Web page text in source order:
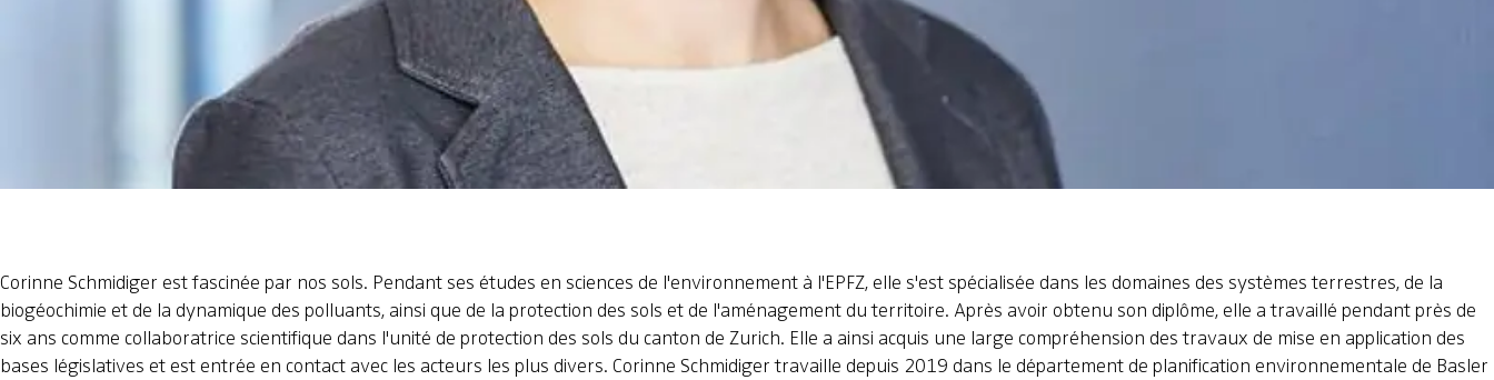
Corinne Schmidiger est fascinée par nos sols. Pendant ses études en sciences de l'environnement à l'EPFZ, elle s'est spécialisée dans les domaines des systèmes terrestres, de la
biogéochimie et de la dynamique des polluants, ainsi que de la protection des sols et de l'aménagement du territoire. Après avoir obtenu son diplôme, elle a travaillé pendant près de
six ans comme collaboratrice scientifique dans l'unité de protection des sols du canton de Zurich. Elle a ainsi acquis une large compréhension des travaux de mise en application des
bases législatives et est entrée en contact avec les acteurs les plus divers. Corinne Schmidiger travaille depuis 2019 dans le département de planification environnementale de Basler